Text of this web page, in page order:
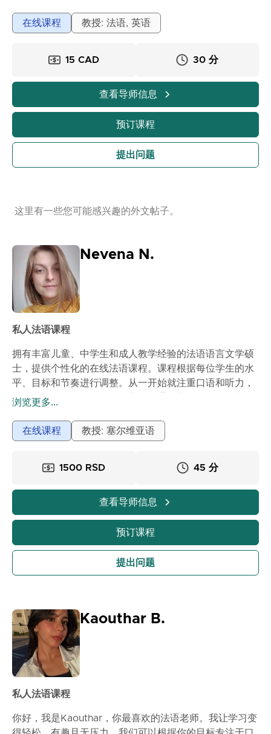
在线课程 教授: 法语, 英语
15 CAD 30 分
查看导师信息
预订课程
提出问题
这里有一些您可能感兴趣的外文帖子。
Nevena N.
私人法语课程
拥有丰富儿童、中学生和成人教学经验的法语语言文学硕
士，提供个性化的在线法语课程。课程根据每位学生的水
平、目标和节奏进行调整。从一开始就注重口语和听力，
采用结构清晰但灵活的教学方法。通过实际例子和日常情
话练习和具体例子，以及立即应用于口语的练习。适合所
有人，从初学者到希望复习知识或提高学业成绩的人。效
浏览更多...
在线课程 教授: 塞尔维亚语
1500 RSD 45 分
查看导师信息
预订课程
提出问题
Kaouthar B.
私人法语课程
你好，我是Kaouthar，你最喜欢的法语老师。我让学习变